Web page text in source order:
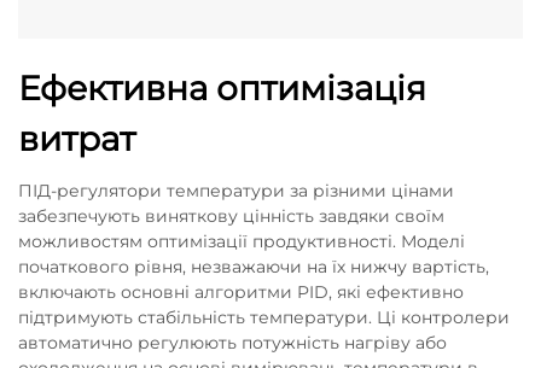
Ефективна оптимізація
витрат
ПІД-регулятори температури за різними цінами
забезпечують виняткову цінність завдяки своїм
можливостям оптимізації продуктивності. Моделі
початкового рівня, незважаючи на їх нижчу вартість,
включають основні алгоритми PID, які ефективно
підтримують стабільність температури. Ці контролери
автоматично регулюють потужність нагріву або